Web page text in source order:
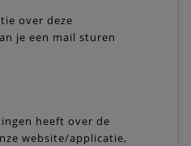
over deze
je een mail sturen
heeft over de
website/applicatie,